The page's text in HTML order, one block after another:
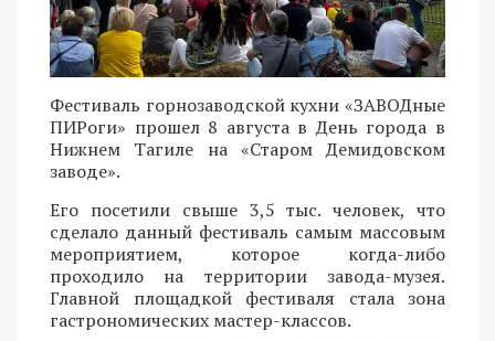
Фестиваль горнозаводской кухни «ЗАВОДные
ПИРоги» прошел 8 августа в День города в
Нижнем Тагиле на «Старом Демидовском
заводе».
Его посетили свыше 3,5 тыс. человек, что
сделало данный фестиваль самым массовым
мероприятием, которое когда-либо
проходило на территории завода-музея.
Главной площадкой фестиваля стала зона
гастрономических мастер-классов.